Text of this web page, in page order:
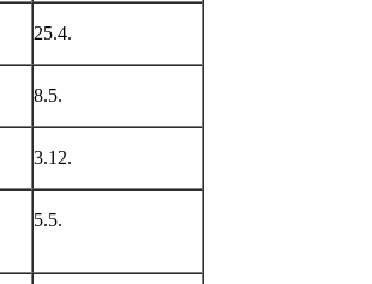
25.4.
8.5.
3.12.
5.5.